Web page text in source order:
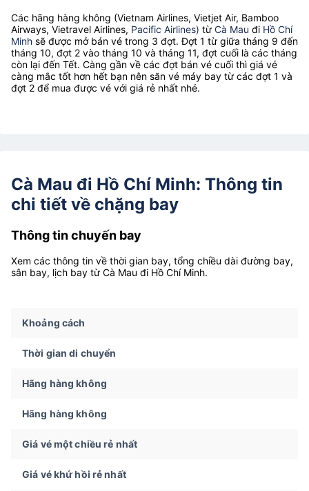
Các hãng hàng không (Vietnam Airlines, Vietjet Air, Bamboo
Airways, Vietravel Airlines, Pacific Airlines) từ Cà Mau đi Hồ Chí
Minh sẽ được mở bán vé trong 3 đợt. Đợt 1 từ giữa tháng 9 đến
tháng 10, đợt 2 vào tháng 10 và tháng 11, đợt cuối là các tháng
còn lại đến Tết. Càng gần về các đợt bán vé cuối thì giá vé
càng mắc tốt hơn hết bạn nên săn vé máy bay từ các đợt 1 và
đợt 2 để mua được vé với giá rẻ nhất nhé.
Cà Mau đi Hồ Chí Minh: Thông tin
chi tiết về chặng bay
Thông tin chuyến bay
Xem các thông tin về thời gian bay, tổng chiều dài đường bay,
sân bay, lịch bay từ Cà Mau đi Hồ Chí Minh.
Khoảng cách
Thời gian di chuyển
Hãng hàng không
Hãng hàng không
Giá vé một chiều rẻ nhất
Giá vé khứ hồi rẻ nhất